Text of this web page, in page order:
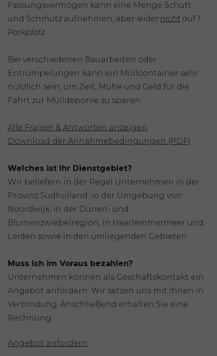
Fassungsvermögen kann eine Menge Schutt
und Schmutz aufnehmen, aber leider nicht auf 1
Parkplatz.
Bei verschiedenen Bauarbeiten oder
Entrümpelungen kann ein Müllcontainer sehr
nützlich sein, um Zeit, Mühe und Geld für die
Fahrt zur Mülldeponie zu sparen.
Alle Fragen & Antworten anzeigen
Download der Annahmebedingungen (PDF)
Welches ist Ihr Dienstgebiet?
Wir beliefern in der Regel Unternehmen in der
Provinz Südholland: in der Umgebung von
Noordwijk, in der Dünen- und
Blumenzwiebelregion, in Haarlemmermeer und
Leiden sowie in den umliegenden Gebieten.
Muss ich im Voraus bezahlen?
Unternehmen können als Geschäftskontakt ein
Angebot anfordern: Wir setzen uns mit Ihnen in
Verbindung. Anschließend erhalten Sie eine
Rechnung.
Angebot anfordern